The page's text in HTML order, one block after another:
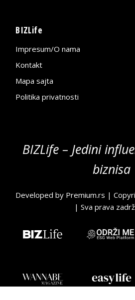
BIZLife
Impresum/O nama
Kontakt
Mapa sajta
Politika privatnosti
BIZLife – Jedini
biznisa
Developed by Premium.rs |
| Sva prava